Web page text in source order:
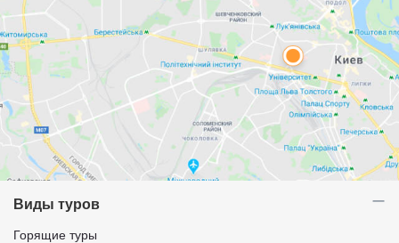
Виды туров
Горящие туры